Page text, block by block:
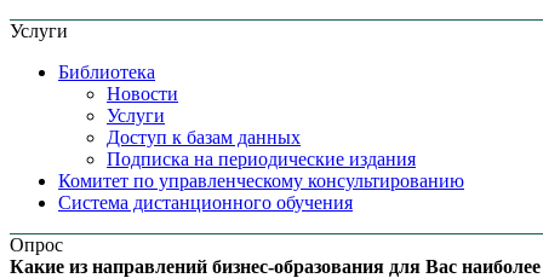
Услуги
Библиотека
Новости
Услуги
Доступ к базам данных
Подписка на периодические издания
Комитет по управленческому консультированию
Система дистанционного обучения
Опрос
Какие из направлений бизнес-образования для Вас